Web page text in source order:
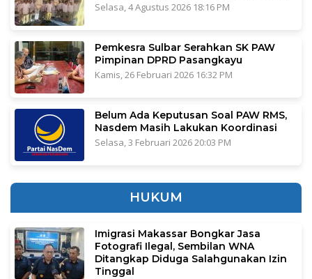
Selasa, 4 Agustus 2026 18:16 PM
Pemkesra Sulbar Serahkan SK PAW
Pimpinan DPRD Pasangkayu
Kamis, 26 Februari 2026 16:32 PM
Belum Ada Keputusan Soal PAW RMS,
Nasdem Masih Lakukan Koordinasi
Selasa, 3 Februari 2026 20:03 PM
HUKUM
Imigrasi Makassar Bongkar Jasa
Fotografi Ilegal, Sembilan WNA
Ditangkap Diduga Salahgunakan Izin
Tinggal